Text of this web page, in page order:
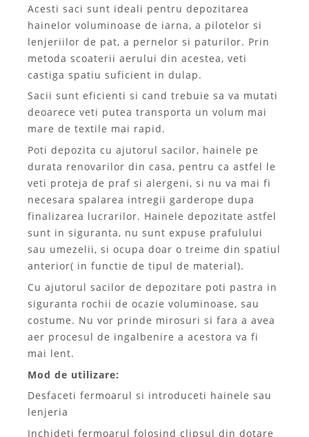
Acesti saci sunt ideali pentru depozitarea
hainelor voluminoase de iarna, a pilotelor si
lenjeriilor de pat, a pernelor si paturilor. Prin
metoda scoaterii aerului din acestea, veti
castiga spatiu suficient in dulap.
Sacii sunt eficienti si cand trebuie sa va mutati
deoarece veti putea transporta un volum mai
mare de textile mai rapid.
Poti depozita cu ajutorul sacilor, hainele pe
durata renovarilor din casa, pentru ca astfel le
veti proteja de praf si alergeni, si nu va mai fi
necesara spalarea intregii garderope dupa
finalizarea lucrarilor. Hainele depozitate astfel
sunt in siguranta, nu sunt expuse prafulului
sau umezelii, si ocupa doar o treime din spatiul
anterior( in functie de tipul de material).
Cu ajutorul sacilor de depozitare poti pastra in
siguranta rochii de ocazie voluminoase, sau
costume. Nu vor prinde mirosuri si fara a avea
aer procesul de ingalbenire a acestora va fi
mai lent.
Mod de utilizare:
Desfaceti fermoarul si introduceti hainele sau
lenjeria
Inchideti fermoarul folosind clipsul din dotare